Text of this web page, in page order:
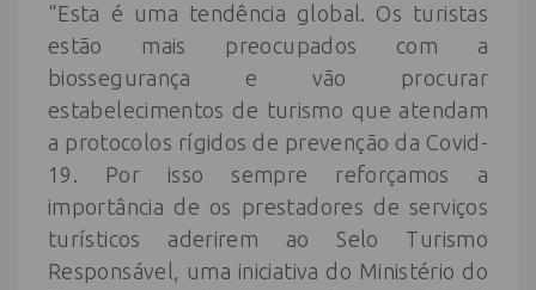
“Esta é uma tendência global. Os turistas
estão mais preocupados com a
biossegurança e vão procurar
estabelecimentos de turismo que atendam
a protocolos rígidos de prevenção da Covid-
19. Por isso sempre reforçamos a
importância de os prestadores de serviços
turísticos aderirem ao Selo Turismo
Responsável, uma iniciativa do Ministério do